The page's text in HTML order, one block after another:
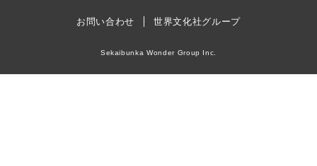
お問い合わせ 世界文化社グループ
Sekaibunka Wonder Group Inc.